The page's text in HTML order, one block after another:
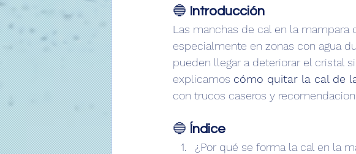
🔵 Introducción
Las manchas de cal en la
especialmente en zonas con agua
pueden llegar a deteriorar el cristal
explicamos cómo quitar la cal de
con trucos caseros y
🔵 Índice
¿Por qué se forma la cal en la